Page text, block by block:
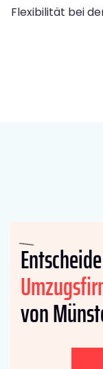
Flexibilität bei
von